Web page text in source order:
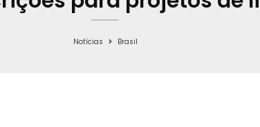
Notícias Brasil